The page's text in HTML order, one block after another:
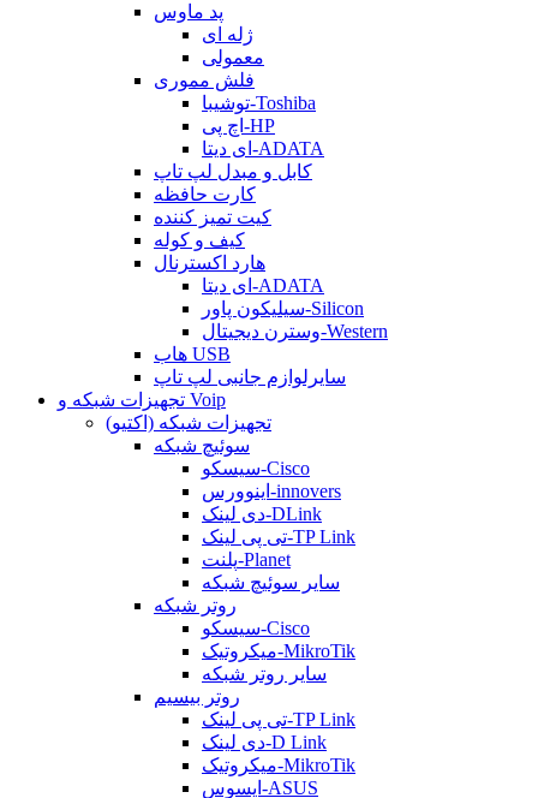
پد ماوس
ژله ای
معمولی
فلش مموری
توشیبا-Toshiba
اچ پی-HP
ای دیتا-ADATA
کابل و مبدل لپ تاپ
کارت حافظه
کیت تمیز کننده
کیف و کوله
هارد اکسترنال
ای دیتا-ADATA
سیلیکون پاور-Silicon
وسترن دیجیتال-Western
هاب USB
سایرلوازم جانبی لپ تاپ
تجهیزات شبکه و Voip
تجهیزات شبکه (اکتیو)
سوئیچ شبکه
سیسکو-Cisco
اینوورس-innovers
دی لینک-DLink
تی پی لینک-TP Link
پلنت-Planet
سایر سوئیچ شبکه
روتر شبکه
سیسکو-Cisco
میکروتیک-MikroTik
سایر روتر شبکه
روتر بیسیم
تی پی لینک-TP Link
دی لینک-D Link
میکروتیک-MikroTik
ایسوس-ASUS